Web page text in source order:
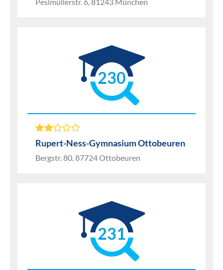
230
Rupert-Ness-Gymnasium Ottobeuren
Bergstr. 80, 87724 Ottobeuren
231